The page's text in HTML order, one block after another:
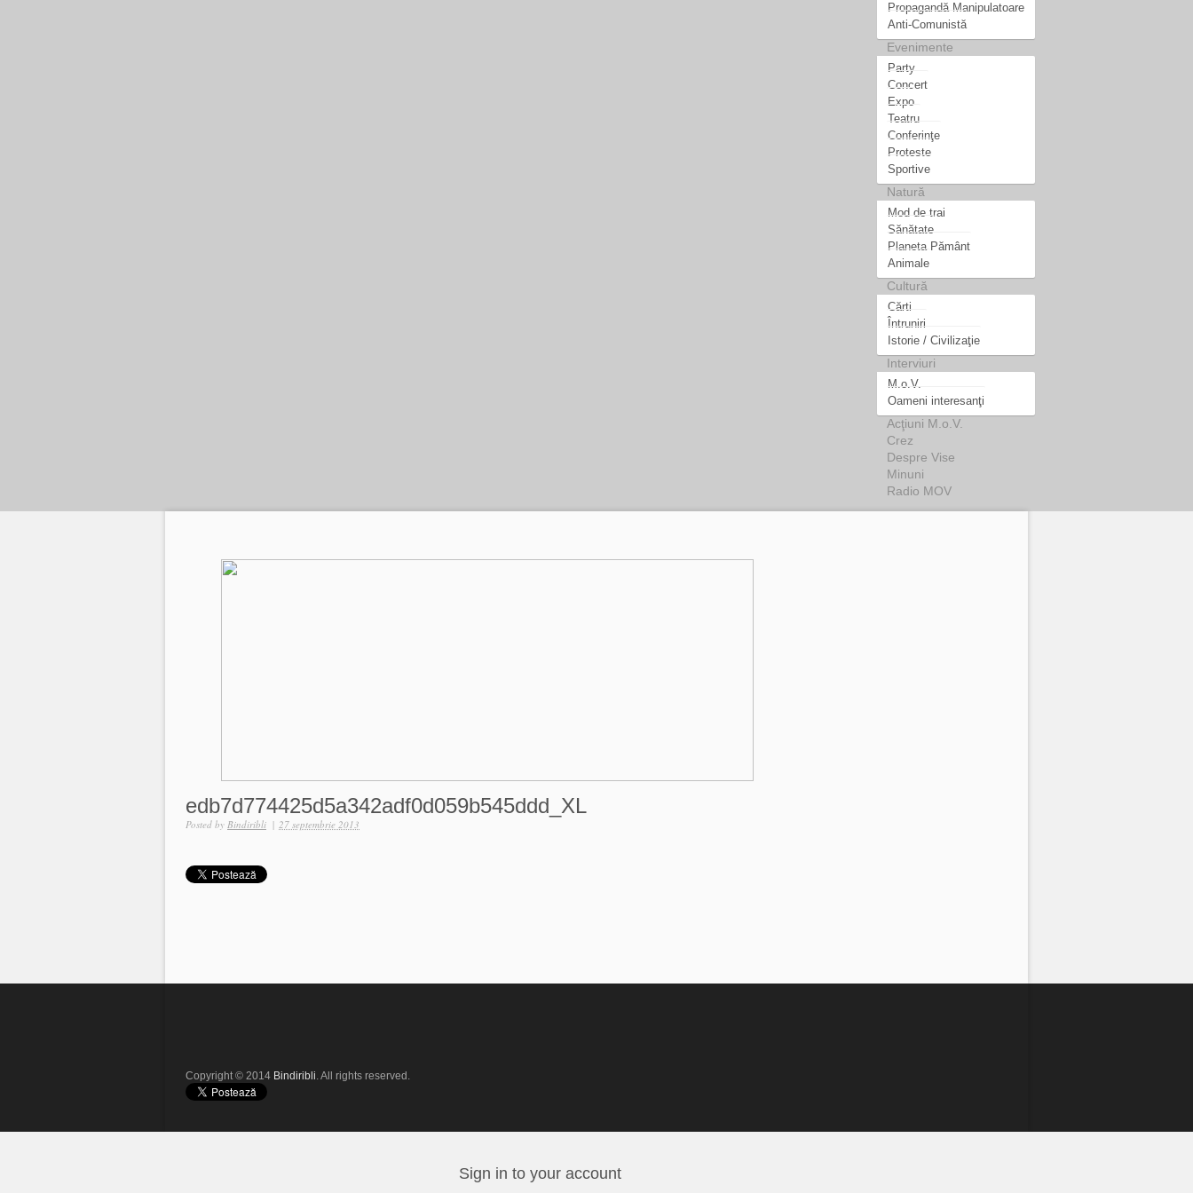
Propagandă Manipulatoare
Anti-Comunistă
Evenimente
Party
Concert
Expo
Teatru
Conferinţe
Proteste
Sportive
Natură
Mod de trai
Sănătate
Planeta Pământ
Animale
Cultură
Cărti
Întruniri
Istorie / Civilizaţie
Interviuri
M.o.V.
Oameni interesanţi
Acţiuni M.o.V.
Crez
Despre Vise
Minuni
Radio MOV
edb7d774425d5a342adf0d059b545ddd_XL
Posted by Bindiribli | 27 septembrie 2013
Copyright © 2014 Bindiribli. All rights reserved.
Sign in to your account